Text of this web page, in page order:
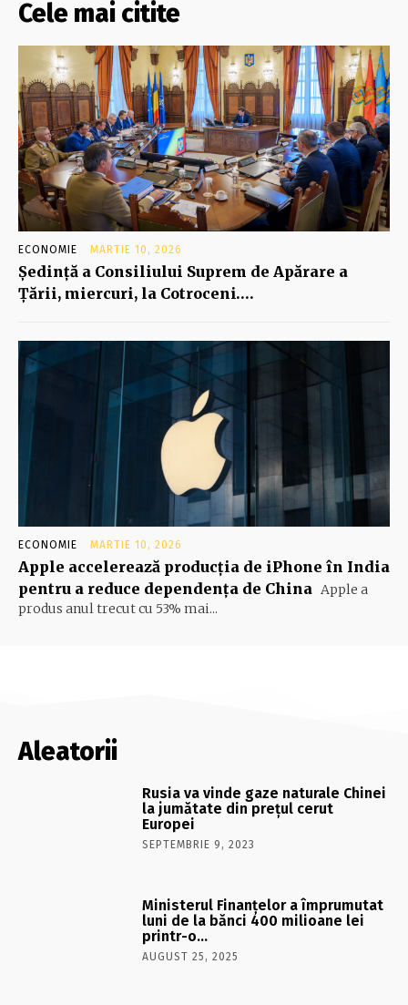
Cele mai citite
ECONOMIE MARTIE 10, 2026
Şedinţă a Consiliului Suprem de Apărare a
Ţării, miercuri, la Cotroceni….
ECONOMIE MARTIE 10, 2026
Apple accelerează producția de iPhone în India
pentru a reduce dependența de China Apple a
produs anul trecut cu 53% mai...
Aleatorii
Rusia va vinde gaze naturale Chinei
la jumătate din preţul cerut
Europei
SEPTEMBRIE 9, 2023
Ministerul Finanţelor a împrumutat
luni de la bănci 400 milioane lei
printr-o…
AUGUST 25, 2025